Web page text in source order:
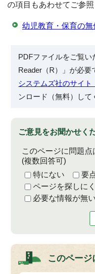
の項目もあわせてご参照
幼児教育・保育の
PDFファイルをご覧い
Reader（R）」が必
システムズ社のサイ
ンロード（無料）して
ご意見をお聞かせく
このページに問題点
(複数回答可)
特にない
要
ページを探しに
必要な情報が無い
このページ